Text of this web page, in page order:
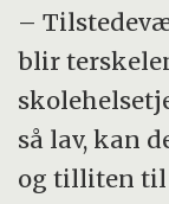
–
blir
så lav, kan
og tilliten til